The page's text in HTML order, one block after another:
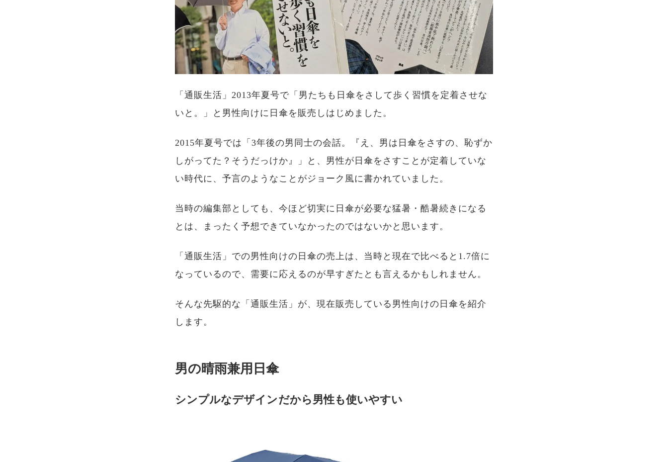
「通販生活」2013年夏号で「男たちも日傘をさして歩く習慣を定着させな
いと。」と男性向けに日傘を販売しはじめました。
2015年夏号では「3年後の男同士の会話。『え、男は日傘をさすの、恥ずか
しがってた？そうだっけか』」と、男性が日傘をさすことが定着していな
い時代に、予言のようなことがジョーク風に書かれていました。
当時の編集部としても、今ほど切実に日傘が必要な猛暑・酷暑続きになる
とは、まったく予想できていなかったのではないかと思います。
「通販生活」での男性向けの日傘の売上は、当時と現在で比べると1.7倍に
なっているので、需要に応えるのが早すぎたとも言えるかもしれません。
そんな先駆的な「通販生活」が、現在販売している男性向けの日傘を紹介
します。
男の晴雨兼用日傘
シンプルなデザインだから男性も使いやすい